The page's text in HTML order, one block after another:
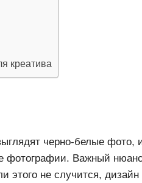
креатива
черно-белые фото,
фотографии. Важный
этого не случится,